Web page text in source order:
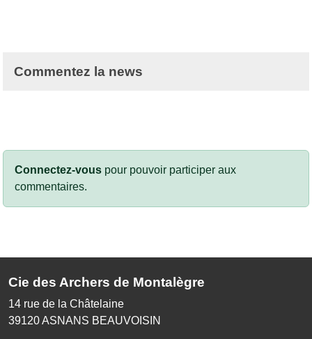
Commentez la news
Connectez-vous pour pouvoir participer aux
commentaires.
Cie des Archers de Montalègre
14 rue de la Châtelaine
39120ASNANS BEAUVOISIN